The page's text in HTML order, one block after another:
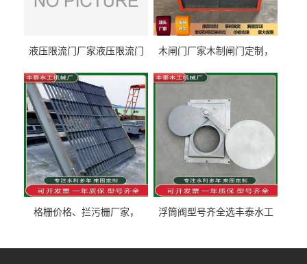
液压限流门厂家液压限流门
泰制造
木闸门厂家木制闸门定制，
型号齐全
格栅价格、拦污栅厂家，
浮筒阀型号齐全选丰泰水工
道水库电站污水处理钢制闸